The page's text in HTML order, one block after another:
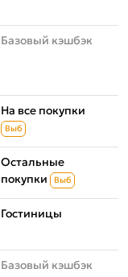
Базовый кэшбэк
На все покупки
Выб
Остальные
покупки
Выб
Гостиницы
Базовый кэшбэк